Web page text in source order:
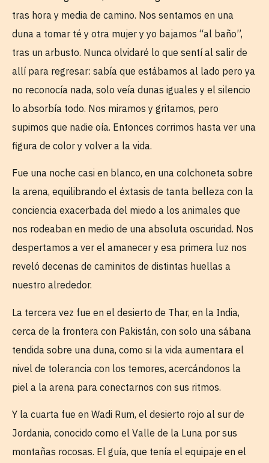
tras hora y media de camino. Nos sentamos en una
duna a tomar té y otra mujer y yo bajamos “al baño”,
tras un arbusto. Nunca olvidaré lo que sentí al salir de
allí para regresar: sabía que estábamos al lado pero ya
no reconocía nada, solo veía dunas iguales y el silencio
lo absorbía todo. Nos miramos y gritamos, pero
supimos que nadie oía. Entonces corrimos hasta ver una
figura de color y volver a la vida.
Fue una noche casi en blanco, en una colchoneta sobre
la arena, equilibrando el éxtasis de tanta belleza con la
conciencia exacerbada del miedo a los animales que
nos rodeaban en medio de una absoluta oscuridad. Nos
despertamos a ver el amanecer y esa primera luz nos
reveló decenas de caminitos de distintas huellas a
nuestro alrededor.
La tercera vez fue en el desierto de Thar, en la India,
cerca de la frontera con Pakistán, con solo una sábana
tendida sobre una duna, como si la vida aumentara el
nivel de tolerancia con los temores, acercándonos la
piel a la arena para conectarnos con sus ritmos.
Y la cuarta fue en Wadi Rum, el desierto rojo al sur de
Jordania, conocido como el Valle de la Luna por sus
montañas rocosas. El guía, que tenía el equipaje en el